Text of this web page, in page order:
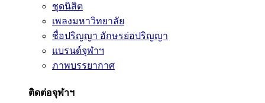
ชุดนิสิต
เพลงมหาวิทยาลัย
ชื่อปริญญา อักษรย่อปริญญา
แบรนด์จุฬาฯ
ภาพบรรยากาศ
ติดต่อจุฬาฯ